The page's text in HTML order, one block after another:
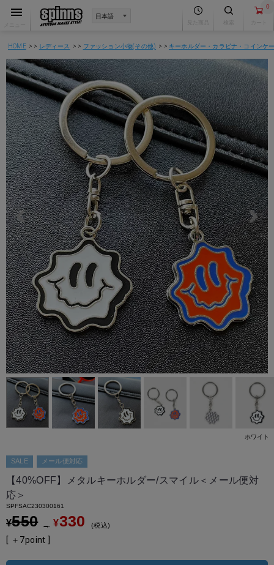
0
HOME レディース ファッション小物(その他) キーホルダー・カラビナ・コインケ
SALE メール便対応
【40%OFF】メタルキーホルダー/スマイル＜メール便対
応＞
SPFSAC230300161
¥550 → ¥330 税込
[ ＋ 7point ]
ホワイト